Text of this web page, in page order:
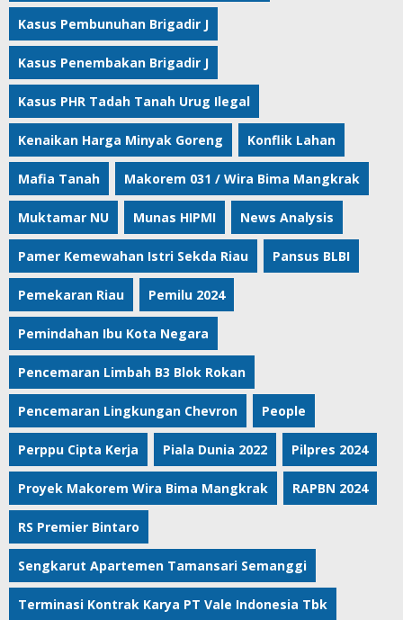
Kasus Pembunuhan Brigadir J
Kasus Penembakan Brigadir J
Kasus PHR Tadah Tanah Urug Ilegal
Kenaikan Harga Minyak Goreng Konflik Lahan
Mafia Tanah Makorem 031 / Wira Bima Mangkrak
Muktamar NU Munas HIPMI News Analysis
Pamer Kemewahan Istri Sekda Riau Pansus BLBI
Pemekaran Riau Pemilu 2024
Pemindahan Ibu Kota Negara
Pencemaran Limbah B3 Blok Rokan
Pencemaran Lingkungan Chevron People
Perppu Cipta Kerja Piala Dunia 2022 Pilpres 2024
Proyek Makorem Wira Bima Mangkrak RAPBN 2024
RS Premier Bintaro
Sengkarut Apartemen Tamansari Semanggi
Terminasi Kontrak Karya PT Vale Indonesia Tbk